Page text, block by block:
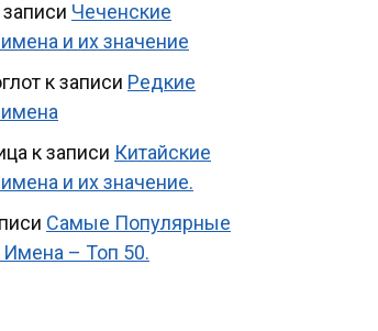
записи Чеченские
и их значение
к записи Редкие
к записи Китайские
и их значение.
Самые Популярные
– Топ 50.